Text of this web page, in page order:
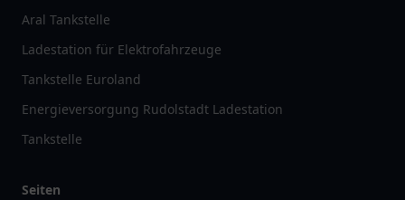
Aral Tankstelle
Ladestation für Elektrofahrzeuge
Tankstelle Euroland
Energieversorgung Rudolstadt Ladestation
Tankstelle
Seiten